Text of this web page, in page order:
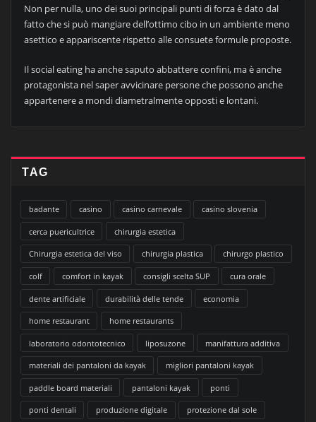
Non per nulla, uno dei suoi principali punti di forza è dato dal
fatto che si può mangiare dell’ottimo cibo in un ambiente meno
asettico e appariscente rispetto alle consuete formule proposte.
Il social eating ha anche saputo abbattere confini, ma è anche
protagonista nel saper avvicinare persone che possono anche
appartenere a mondi diametralmente opposti e lontani.
TAG
badante casino casino carnevale casino slovenia
cerca puericultrice chirurgia estetica
Chirurgia estetica del viso chirurgia plastica chirurgo plastico
colf comfort in kayak consigli scelta SUP cura orale
dente artificiale durabilità delle tende economia
home restaurant home restaurants
laboratorio odontotecnico liposuzone manifattura additiva
materiali dei pantaloni da kayak migliori pantaloni kayak
paddle board materiali pantaloni kayak ponti
ponti dentali produzione digitale protezione dal sole